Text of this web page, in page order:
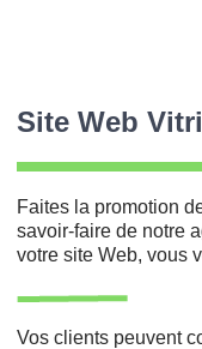
Site Web
Faites la promotion
savoir-faire de notre
votre site Web, vous
Vos clients peuvent